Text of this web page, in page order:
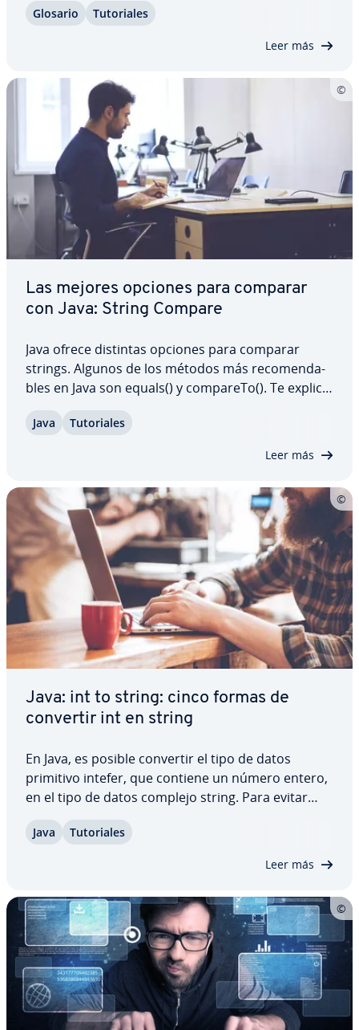
cia­les para abrir los archivos. Sigue leyendo para
Glosario Tu­to­ria­les
Leer más
Las mejores opciones para comparar
con Java: String Compare
Java ofrece distintas opciones para comparar
strings. Algunos de los métodos más re­co­me­n­da­
bles en Java son equals() y compareTo(). Te ex­pli­ca­
buena opción utilizar el operador ==.
Java Tu­to­ria­les
Leer más
Java: int to string: cinco formas de
convertir int en string
En Java, es posible convertir el tipo de datos
primitivo intefer, que contiene un número entero,
en el tipo de datos complejo string. Para evitar
en cuenta algunos aspectos. Te mostramos cómo
Java Tu­to­ria­les
Leer más